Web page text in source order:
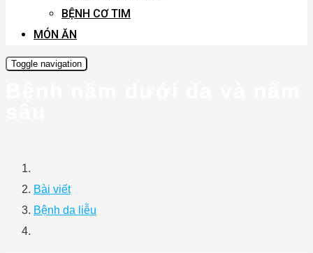
BỆNH CƠ TIM
MÓN ĂN
Toggle navigation
Bài viết
Bệnh da liễu